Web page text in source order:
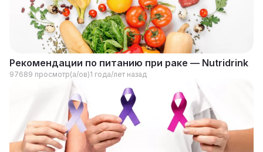
Рекомендации по питанию при раке — Nutridrink
97689 просмотр(а/ов)1 года/лет назад